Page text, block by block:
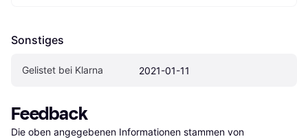
Sonstiges
Gelistet bei Klarna 2021-01-11
Feedback
Die oben angegebenen Informationen stammen von